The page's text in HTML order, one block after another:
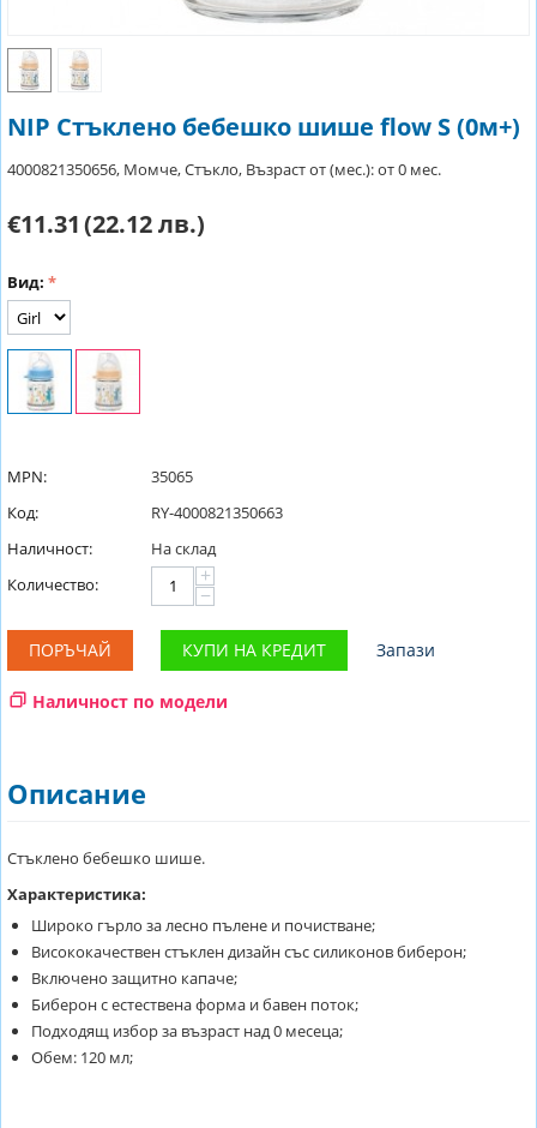
NIP Стъклено бебешко шише flow S (0м+)
4000821350656, Момче, Стъкло, Възраст от (мес.): от 0 мес.
€11.31(22.12 лв.)
Вид:
MPN:
35065
Код:
RY-4000821350663
Наличност:
На склад
Количество:
+
−
ПОРЪЧАЙ КУПИ НА КРЕДИТ Запази
Наличност по модели
Описание
Стъклено бебешко шише.
Характеристика:
Широко гърло за лесно пълене и почистване;
Висококачествен стъклен дизайн със силиконов биберон;
Включено защитно капаче;
Биберон с естествена форма и бавен поток;
Подходящ избор за възраст над 0 месеца;
Обем: 120 мл;